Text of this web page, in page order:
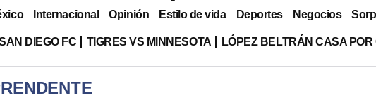
Internacional Opinión Estilo de vida Deportes Negocios
DIEGO FC TIGRES VS MINNESOTA LÓPEZ BELTRÁN CASA